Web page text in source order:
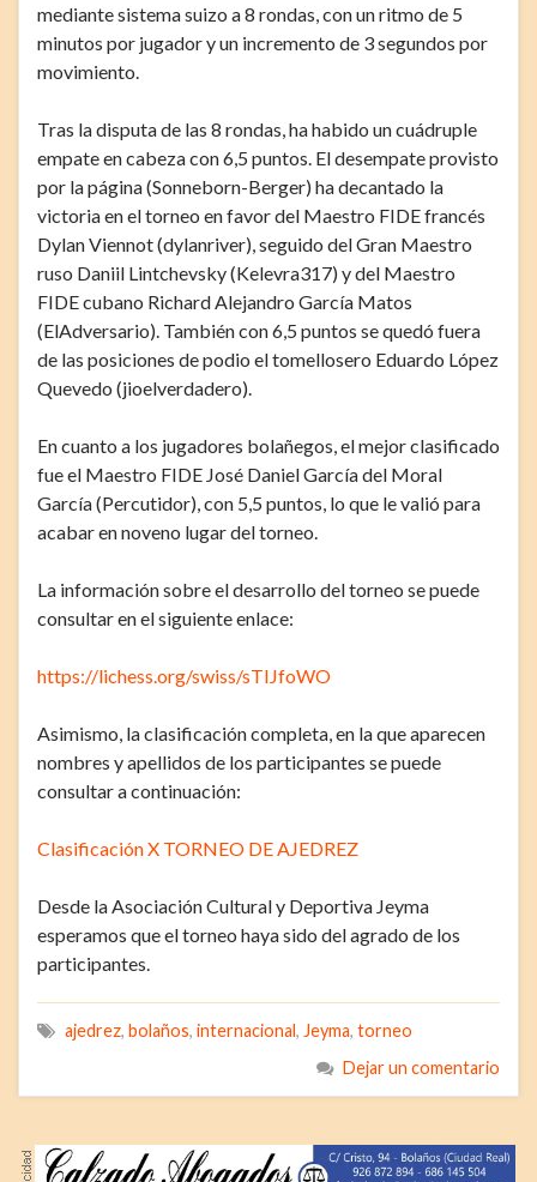
mediante sistema suizo a 8 rondas, con un ritmo de 5
minutos por jugador y un incremento de 3 segundos por
movimiento.
Tras la disputa de las 8 rondas, ha habido un cuádruple
empate en cabeza con 6,5 puntos. El desempate provisto
por la página (Sonneborn-Berger) ha decantado la
victoria en el torneo en favor del Maestro FIDE francés
Dylan Viennot (dylanriver), seguido del Gran Maestro
ruso Daniil Lintchevsky (Kelevra317) y del Maestro
FIDE cubano Richard Alejandro García Matos
(ElAdversario). También con 6,5 puntos se quedó fuera
de las posiciones de podio el tomellosero Eduardo López
Quevedo (jioelverdadero).
En cuanto a los jugadores bolañegos, el mejor clasificado
fue el Maestro FIDE José Daniel García del Moral
García (Percutidor), con 5,5 puntos, lo que le valió para
acabar en noveno lugar del torneo.
La información sobre el desarrollo del torneo se puede
consultar en el siguiente enlace:
https://lichess.org/swiss/sTIJfoWO
Asimismo, la clasificación completa, en la que aparecen
nombres y apellidos de los participantes se puede
consultar a continuación:
Clasificación X TORNEO DE AJEDREZ
Desde la Asociación Cultural y Deportiva Jeyma
esperamos que el torneo haya sido del agrado de los
participantes.
ajedrez, bolaños, internacional, Jeyma, torneo
Dejar un comentario